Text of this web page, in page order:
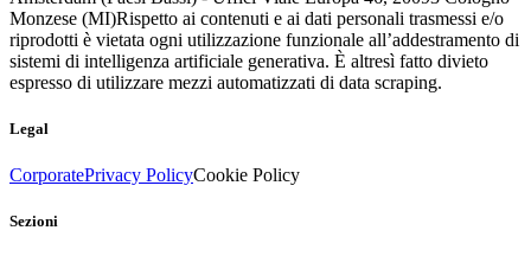
Monzese (MI)Rispetto ai contenuti e ai dati personali trasmessi e/o
riprodotti è vietata ogni utilizzazione funzionale all’addestramento di
sistemi di intelligenza artificiale generativa. È altresì fatto divieto
espresso di utilizzare mezzi automatizzati di data scraping.
Legal
CorporatePrivacy PolicyCookie Policy
Sezioni